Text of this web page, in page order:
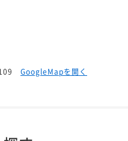
GoogleMapを開く